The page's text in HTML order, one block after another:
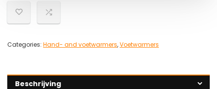
Categories: Hand- and voetwarmers,Voetwarmers
Beschrijving